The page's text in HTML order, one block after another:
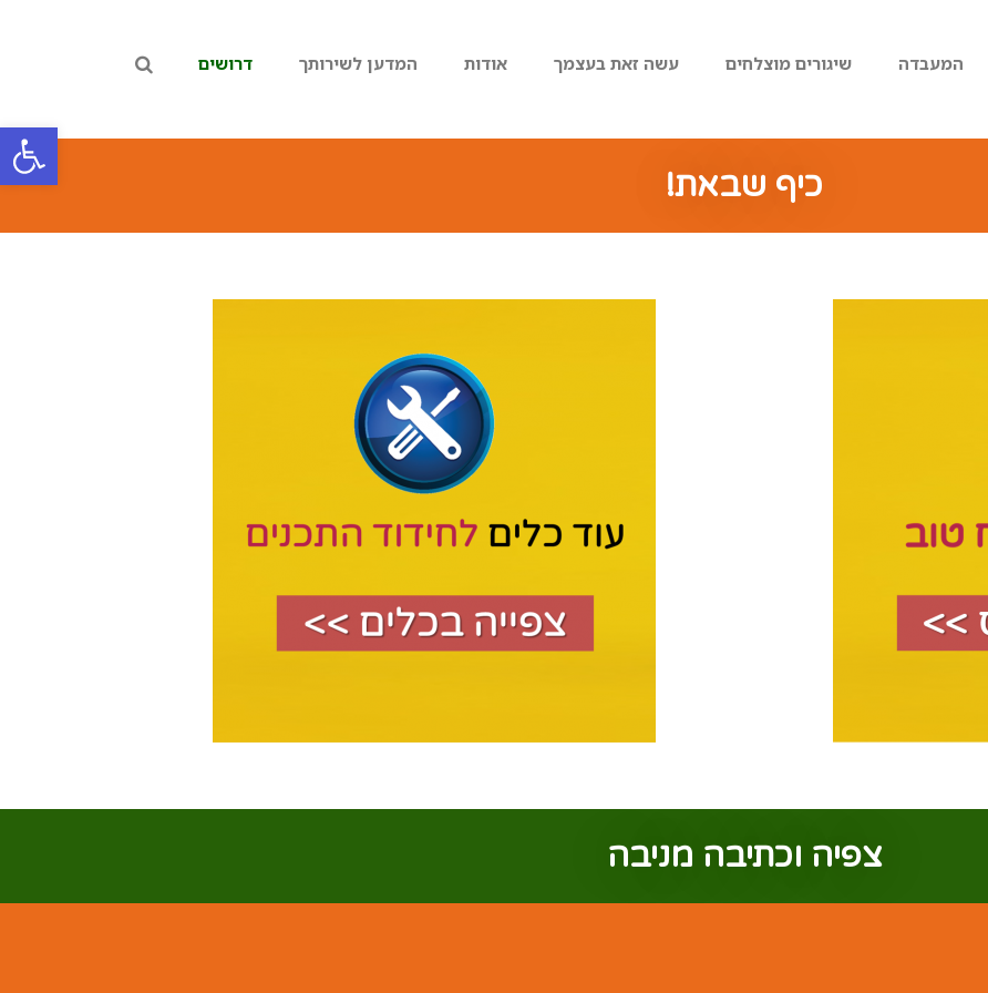
פתח
המעבדה שיגורים מוצלחים עשה זאת בעצמך אודות המדען לשירותך דרושים
כיף שבאת!
צפיה וכתיבה מניבה